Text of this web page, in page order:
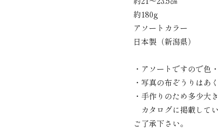
約180g
アソートカラー
日本製（新潟県）
・アソートですので色
・写真の布ぞうりはあ
・手作りのため多少大
カタログに掲載して
ご了承下さい。